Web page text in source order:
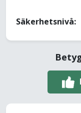
Säkerhetsnivå: